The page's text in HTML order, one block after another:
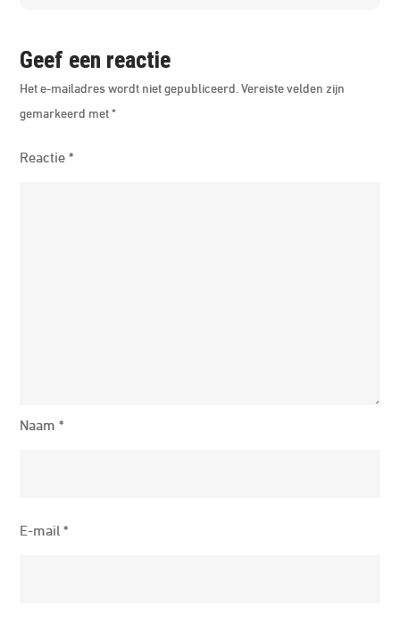
Geef een reactie
Het e-mailadres wordt niet gepubliceerd. Vereiste velden zijn
gemarkeerd met*
Reactie*
Naam*
E-mail*